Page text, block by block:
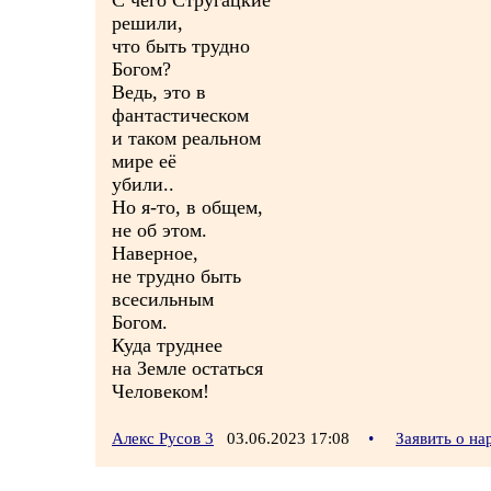
решили,
что быть трудно
Богом?
Ведь, это в
фантастическом
и таком реальном
мире её
убили..
Но я-то, в общем,
не об этом.
Наверное,
не трудно быть
всесильным
Богом.
Куда труднее
на Земле остаться
Человеком!
Алекс Русов 3 03.06.2023 17:08 • Заявить о